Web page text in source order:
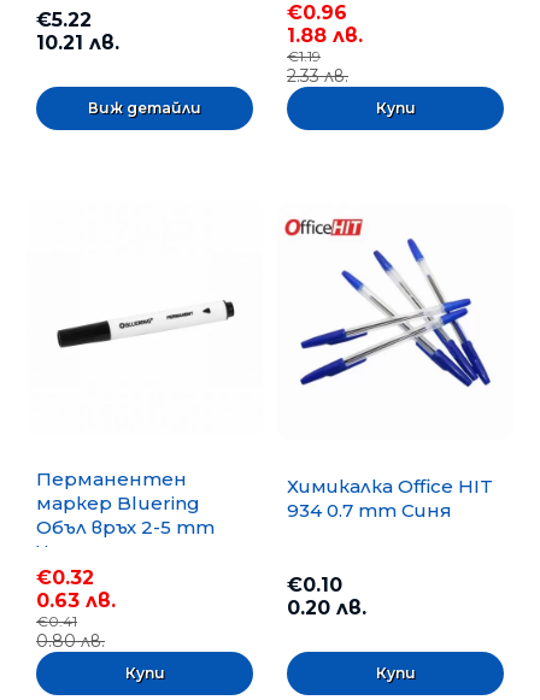
€5.22
10.21 лв.
Виж детайли
€0.96
1.88 лв.
€1.19
2.33 лв.
Перманентен
маркер Bluering
Объл връх 2-5 mm
Черен
€0.32
0.63 лв.
€0.41
0.80 лв.
Химикалка Office HIT
934 0.7 mm Синя
€0.10
0.20 лв.